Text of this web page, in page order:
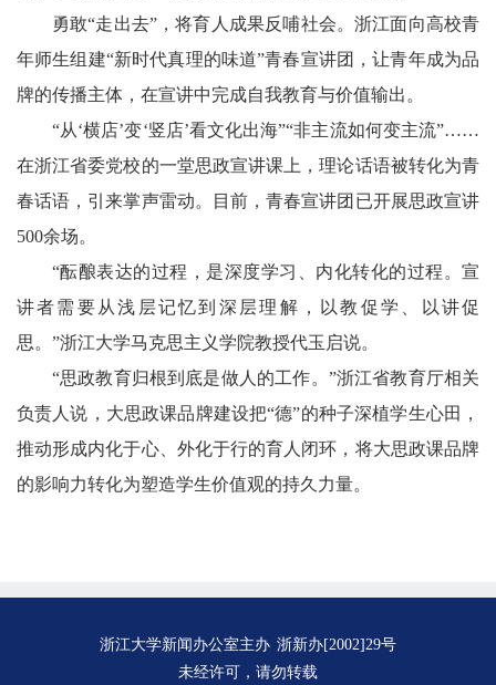
勇敢“走出去”，将育人成果反哺社会。浙江面向高校青
年师生组建“新时代真理的味道”青春宣讲团，让青年成为品
牌的传播主体，在宣讲中完成自我教育与价值输出。
“从‘横店’变‘竖店’看文化出海”“非主流如何变主流”……
在浙江省委党校的一堂思政宣讲课上，理论话语被转化为青
春话语，引来掌声雷动。目前，青春宣讲团已开展思政宣讲
500余场。
“酝酿表达的过程，是深度学习、内化转化的过程。宣
讲者需要从浅层记忆到深层理解，以教促学、以讲促
思。”浙江大学马克思主义学院教授代玉启说。
“思政教育归根到底是做人的工作。”浙江省教育厅相关
负责人说，大思政课品牌建设把“德”的种子深植学生心田，
推动形成内化于心、外化于行的育人闭环，将大思政课品牌
的影响力转化为塑造学生价值观的持久力量。
浙江大学新闻办公室主办 浙新办[2002]29号
未经许可，请勿转载